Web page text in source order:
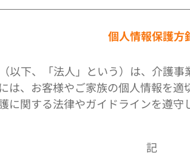
個人情報保護方
下、「法人」という）は、介護事
は、お客様やご家族の個人情報を
に関する法律やガイドラインを遵
記